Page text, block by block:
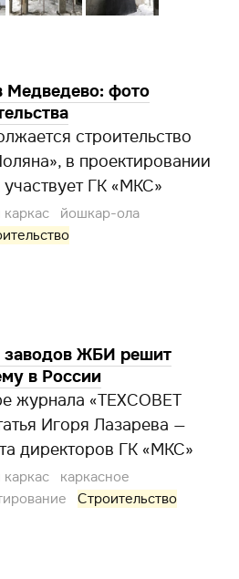
Медведево: фото
строительство
в проектировании
ГК «МКС»
йошкар-ола
заводов ЖБИ решит
в России
журнала «ТЕХСОВЕТ
Игоря Лазарева —
директоров ГК «МКС»
каркасное
Строительство